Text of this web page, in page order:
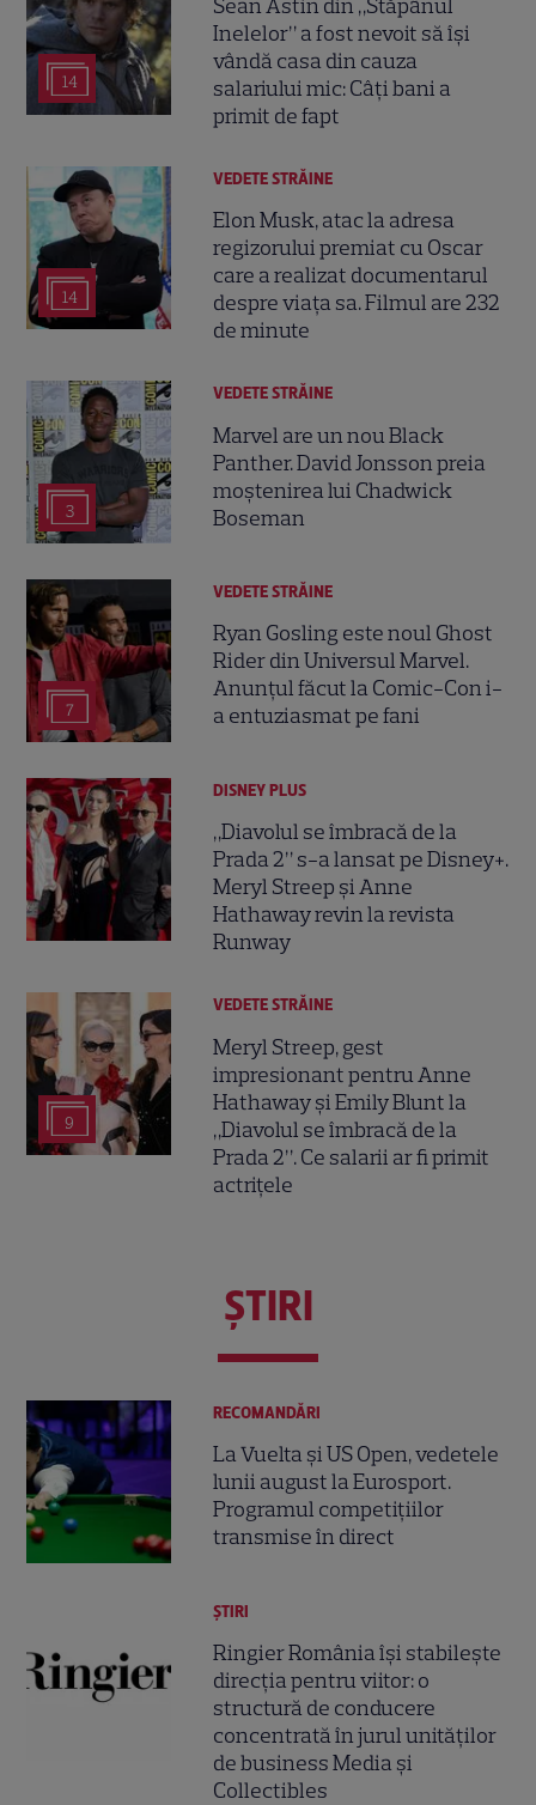
14
Sean Astin din „Stăpânul
Inelelor” a fost nevoit să își
vândă casa din cauza
salariului mic: Câți bani a
primit de fapt
14
VEDETE STRĂINE
Elon Musk, atac la adresa
regizorului premiat cu Oscar
care a realizat documentarul
despre viața sa. Filmul are 232
de minute
3
VEDETE STRĂINE
Marvel are un nou Black
Panther. David Jonsson preia
moștenirea lui Chadwick
Boseman
7
VEDETE STRĂINE
Ryan Gosling este noul Ghost
Rider din Universul Marvel.
Anunțul făcut la Comic-Con i-
a entuziasmat pe fani
DISNEY PLUS
„Diavolul se îmbracă de la
Prada 2” s-a lansat pe Disney+.
Meryl Streep și Anne
Hathaway revin la revista
Runway
9
VEDETE STRĂINE
Meryl Streep, gest
impresionant pentru Anne
Hathaway și Emily Blunt la
„Diavolul se îmbracă de la
Prada 2”. Ce salarii ar fi primit
actrițele
ŞTIRI
RECOMANDĂRI
La Vuelta și US Open, vedetele
lunii august la Eurosport.
Programul competițiilor
transmise în direct
ȘTIRI
Ringier România își stabilește
direcția pentru viitor: o
structură de conducere
concentrată în jurul unităților
de business Media și
Collectibles